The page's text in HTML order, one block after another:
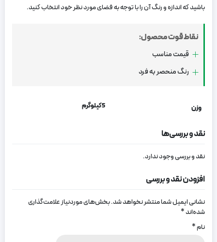
باشید که اندازه و رنگ آن را با توجه به فضای مورد نظر خود انتخاب کنید.
نقاط قوت محصول:
قیمت مناسب
رنگ منحصر به فرد
وزن 5 کیلوگرم
نقد و بررسی‌ها
نقد و بررسی وجود ندارد.
افزودن نقد و بررسی
نشانی ایمیل شما منتشر نخواهد شد.بخش‌های موردنیاز علامت‌گذاری
شده‌اند*
نام*